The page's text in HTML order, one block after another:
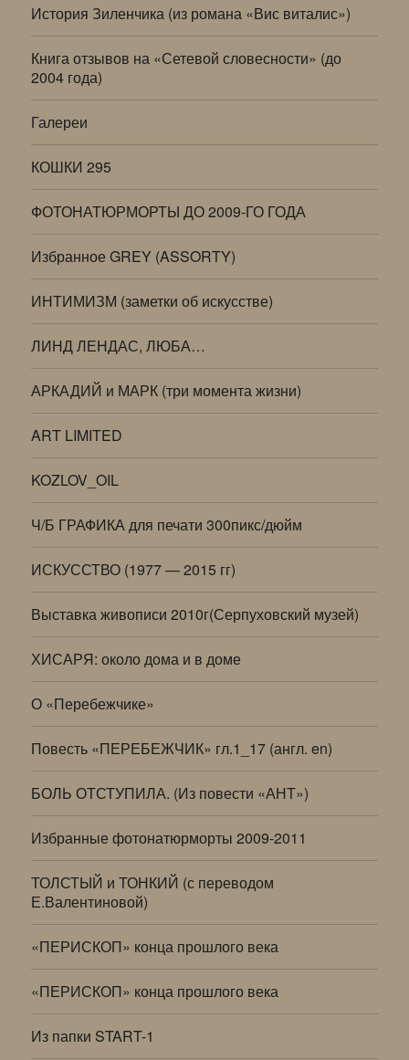
История Зиленчика (из романа «Вис виталис»)
Книга отзывов на «Сетевой словесности» (до
2004 года)
Галереи
КОШКИ 295
ФОТОНАТЮРМОРТЫ ДО 2009-ГО ГОДА
Избранное GREY (ASSORTY)
ИНТИМИЗМ (заметки об искусстве)
ЛИНД ЛЕНДАС, ЛЮБА…
АРКАДИЙ и МАРК (три момента жизни)
ART LIMITED
KOZLOV_OIL
Ч/Б ГРАФИКА для печати 300пикс/дюйм
ИСКУССТВО (1977 — 2015 гг)
Выставка живописи 2010г(Серпуховский музей)
ХИСАРЯ: около дома и в доме
О «Перебежчике»
Повесть «ПЕРЕБЕЖЧИК» гл.1_17 (англ. en)
БОЛЬ ОТСТУПИЛА. (Из повести «АНТ»)
Избранные фотонатюрморты 2009-2011
ТОЛСТЫЙ и ТОНКИЙ (с переводом
Е.Валентиновой)
«ПЕРИСКОП» конца прошлого века
«ПЕРИСКОП» конца прошлого века
Из папки START-1